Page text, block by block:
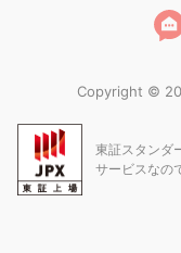
Copyright ©
東証スタンダ
サービスなの